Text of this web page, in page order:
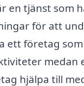
en tjänst som
för att
ett företag
hjälpa till